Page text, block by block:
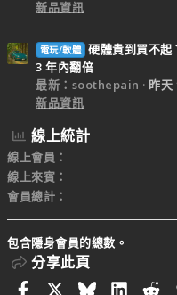
新品資訊
電玩/軟體 硬體貴到買不
3 年內翻倍
最新：soothepain
昨天
新品資訊
線上統計
線上會員
線上來賓
會員總計
包含隱身會員的總數。
分享此頁
FacebookBluesky